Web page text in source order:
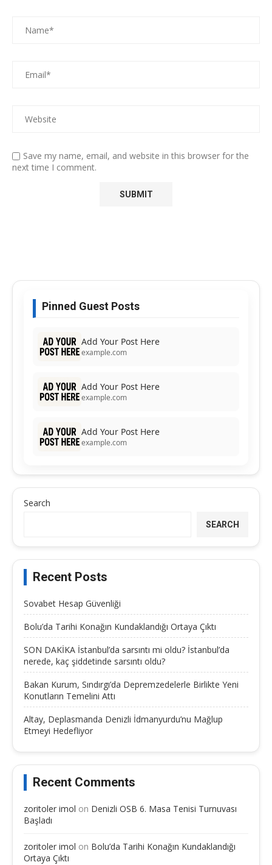
Save my name, email, and website in this browser for the
next time I comment.
Pinned Guest Posts
Add Your Post Here
example.com
Add Your Post Here
example.com
Add Your Post Here
example.com
Search
SEARCH
Recent Posts
Sovabet Hesap Güvenliği
Bolu’da Tarihi Konağın Kundaklandığı Ortaya Çıktı
SON DAKİKA İstanbul’da sarsıntı mi oldu? İstanbul’da
nerede, kaç şiddetinde sarsıntı oldu?
Bakan Kurum, Sındırgı’da Depremzedelerle Birlikte Yeni
Konutların Temelini Attı
Altay, Deplasmanda Denizli İdmanyurdu’nu Mağlup
Etmeyi Hedefliyor
Recent Comments
zoritoler imol on Denizli OSB 6. Masa Tenisi Turnuvası
Başladı
zoritoler imol on Bolu’da Tarihi Konağın Kundaklandığı
Ortaya Çıktı